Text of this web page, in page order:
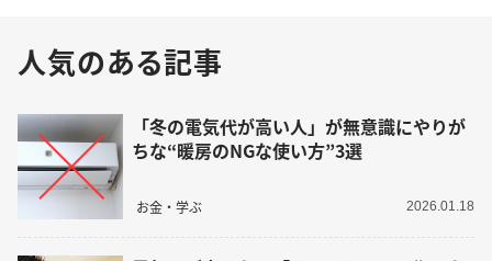
人気のある記事
「冬の電気代が高い人」が無意識にやりが
ちな“暖房のNGな使い方”3選
お金・学ぶ 2026.01.18